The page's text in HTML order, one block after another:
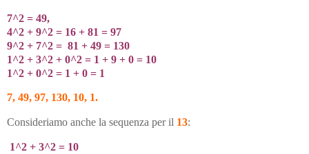
7^2 = 49,
4^2 + 9^2 = 16 + 81 = 97
9^2 + 7^2 = 81 + 49 = 130
1^2 + 3^2 + 0^2 = 1 + 9 + 0 = 10
1^2 + 0^2 = 1 + 0 = 1
7, 49, 97, 130, 10, 1.
Consideriamo anche la sequenza per il 13:
1^2 + 3^2 = 10